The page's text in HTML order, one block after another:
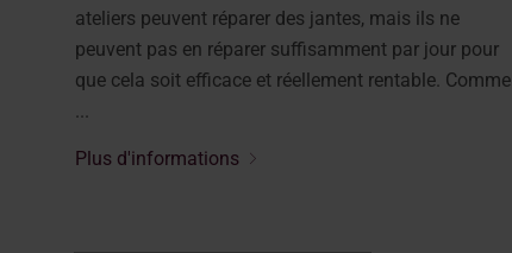
ateliers peuvent réparer des jantes, mais ils ne
peuvent pas en réparer suffisamment par jour pour
que cela soit efficace et réellement rentable. Comme
Plus d'informations